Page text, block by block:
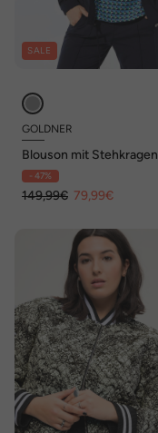
SALE
GOLDNER
Blouson mit Stehkragen
- 47%
149,99€ 79,99€